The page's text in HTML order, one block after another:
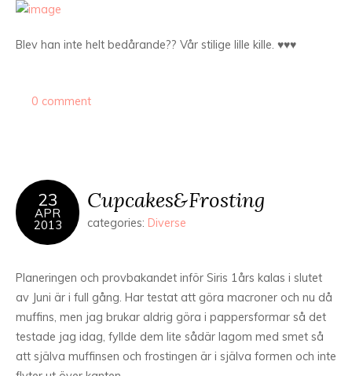
Blev han inte helt bedårande?? Vår stilige lille kille. ♥♥♥
0 comment
23
APR
2013
Cupcakes&Frosting
categories: Diverse
Planeringen och provbakandet inför Siris 1års kalas i slutet
av Juni är i full gång. Har testat att göra macroner och nu då
muffins, men jag brukar aldrig göra i pappersformar så det
testade jag idag, fyllde dem lite sådär lagom med smet så
att själva muffinsen och frostingen är i själva formen och inte